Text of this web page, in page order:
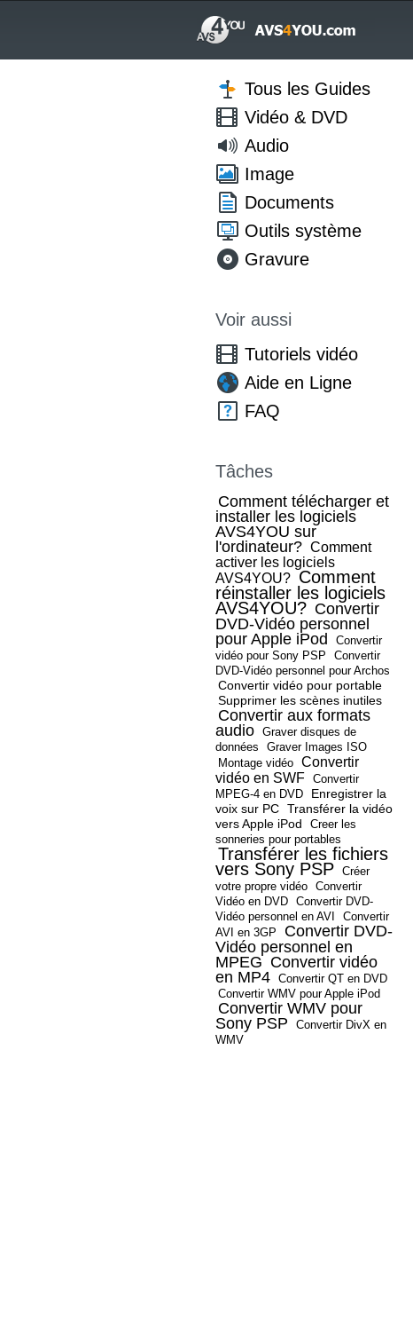
Tous les Guides
Vidéo & DVD
Audio
Image
Documents
Outils système
Gravure
Voir aussi
Tutoriels vidéo
Aide en Ligne
FAQ
Tâches
Comment télécharger et
installer les logiciels
AVS4YOU sur
l'ordinateur? Comment
activer les logiciels
AVS4YOU? Comment
réinstaller les logiciels
AVS4YOU? Convertir
DVD-Vidéo personnel
pour Apple iPod
Convertir
vidéo pour Sony PSP
Convertir
DVD-Vidéo personnel pour Archos
Convertir vidéo pour portable
Supprimer les scènes inutiles
Convertir aux formats
audio Graver disques de
données
Graver Images ISO
Montage vidéo Convertir
vidéo en SWF Convertir
MPEG-4 en DVD
Enregistrer la
voix sur PC Transférer la vidéo
vers Apple iPod
Creer les
sonneries pour portables
Transférer les fichiers
vers Sony PSP Créer
votre propre vidéo Convertir
Vidéo en DVD Convertir DVD-
Vidéo personnel en AVI
Convertir
AVI en 3GP
Convertir DVD-
Vidéo personnel en
MPEG Convertir vidéo
en MP4 Convertir QT en DVD
Convertir WMV pour Apple iPod
Convertir WMV pour
Sony PSP
Convertir DivX en
WMV